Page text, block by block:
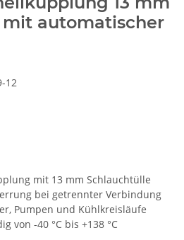
automatischer
12
mit 13 mm Schlauchtülle
bei getrennter Verbindung
Pumpen und Kühlkreisläufe
von -40 °C bis +138 °C